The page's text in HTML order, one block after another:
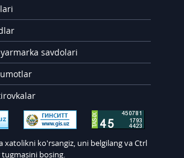
savdolari
xatolikni ko'rsangiz, uni belgilang va Ctrl
tugmasini bosing.